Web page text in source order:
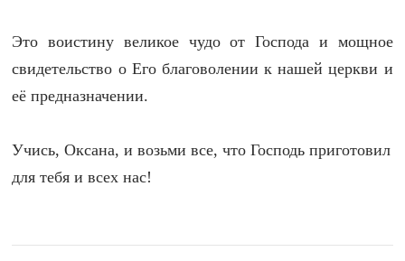
Это воистину великое чудо от Господа и мощное
свидетельство о Его благоволении к нашей церкви и
её предназначении.
Учись, Оксана, и возьми все, что Господь приготовил
для тебя и всех нас!